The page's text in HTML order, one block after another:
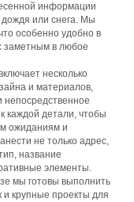
информации
или снега. Мы
особенно удобно в
заметным в любое
несколько
и материалов,
непосредственное
каждой детали, чтобы
ожиданиям и
не только адрес,
название
элементы.
мы готовы выполнить
и крупные проекты для